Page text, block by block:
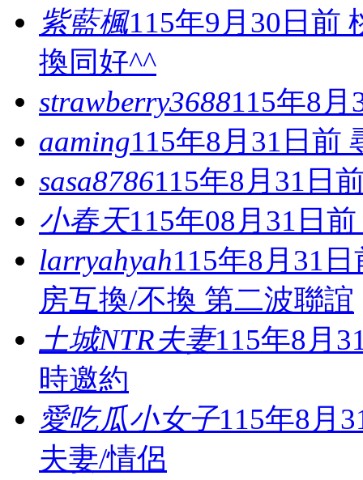
紫藍楓115年9月30日前
換同好^^
strawberry3688115年8
aaming115年8月31日前
sasa8786115年8月31日
小春天115年08月31日
larryahyah115年8月31
房互換/不換 第二波聯誼
土城NTR夫妻115年8月
時邀約
愛吃瓜小女子115年8月
夫妻/情侶